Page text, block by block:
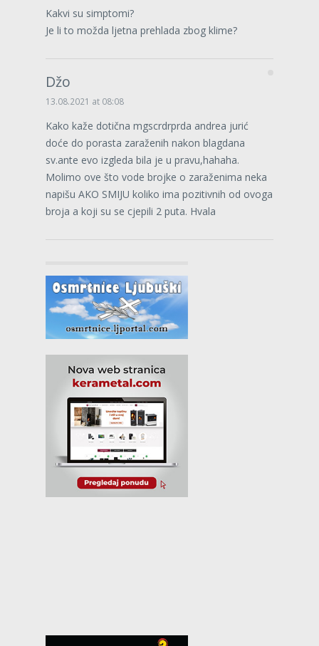
Kakvi su simptomi?
Je li to možda ljetna prehlada zbog klime?
Džo
13.08.2021 at 08:08
Kako kaže dotična mgscrdrprda andrea jurić
doće do porasta zaraženih nakon blagdana
sv.ante evo izgleda bila je u pravu,hahaha.
Molimo ove što vode brojke o zaraženima neka
napišu AKO SMIJU koliko ima pozitivnih od ovoga
broja a koji su se cjepili 2 puta. Hvala